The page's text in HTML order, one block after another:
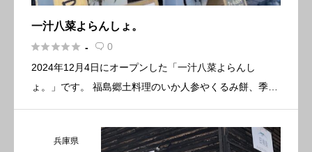
一汁八菜よらんしょ。
 -  0
2024年12月4日にオープンした「一汁八菜よらんし
ょ。」です。 福島郷土料理のいか人参やくるみ餅、季節
限定でずんだ餅や芋煮汁も提供しております。 また土曜
日のみ1組限定で夜営業を行っております。 ちなみに
「よらんしょ」 […]
兵庫県